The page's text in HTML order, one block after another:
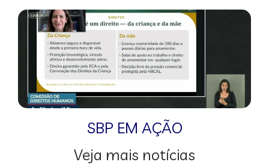
SBP EM AÇÃO
Veja mais notícias